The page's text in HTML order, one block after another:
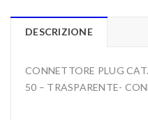
DESCRIZIONE
CONNETTORE PLUG
50 – TRASPARENTE-